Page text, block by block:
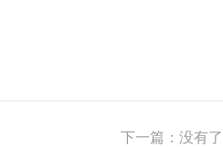
下一篇：没有